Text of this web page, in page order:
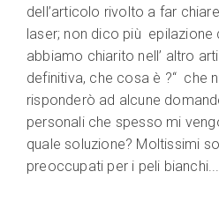
dell’articolo rivolto a far
laser; non dico più
abbiamo chiarito nell’ altro
definitiva, che cosa è ?“ che
risponderò ad alcune
personali che spesso mi
quale soluzione? Moltissimi
preoccupati per i peli bianchi...